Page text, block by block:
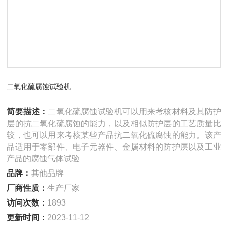
二氧化硫腐蚀试验机
简要描述： 二氧化硫腐蚀试验机可以用来考核材料及其防护
层的抗二氧化硫腐蚀的能力，以及相似防护层的工艺质量比
较，也可以用来考核某些产品抗二氧化硫腐蚀的能力。该产
品适用于零部件、电子元器件、金属材料的防护层以及工业
产品的腐蚀气体试验
品牌：其他品牌
厂商性质：生产厂家
访问次数： 1893
更新时间： 2023-11-12